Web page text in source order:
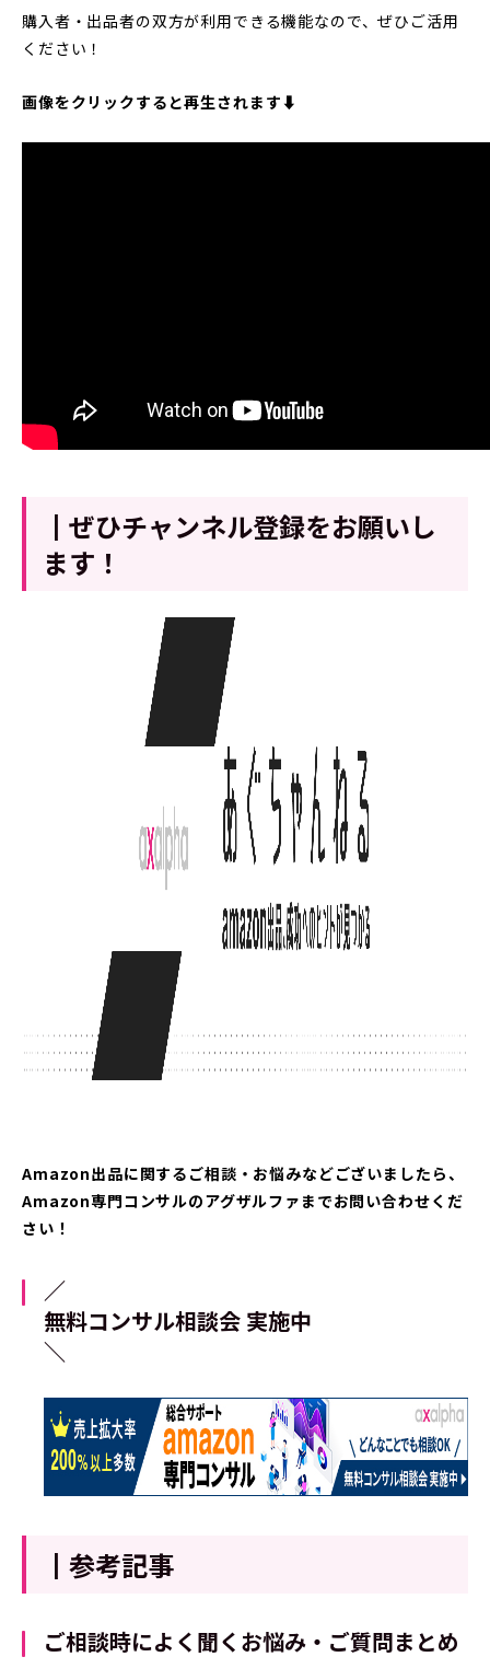
購入者・出品者の双方が利用できる機能なので、ぜひご活用
ください！
画像をクリックすると再生されます⬇︎
┃ぜひチャンネル登録をお願いし
ます！
Amazon出品に関するご相談・お悩みなどございましたら、
Amazon専門コンサルのアグザルファまでお問い合わせくだ
さい！
／
無料コンサル相談会 実施中
＼
┃参考記事
ご相談時によく聞くお悩み・ご質問まとめ